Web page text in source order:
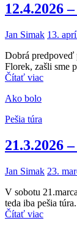
12.4.2026
Jan Simak 13.
Dobrá predpoveď
Florek, zašli sme
Čítať viac
Ako bolo
Pešia túra
21.3.2026
Jan Simak 23.
V sobotu
teda iba pešia
Čítať viac